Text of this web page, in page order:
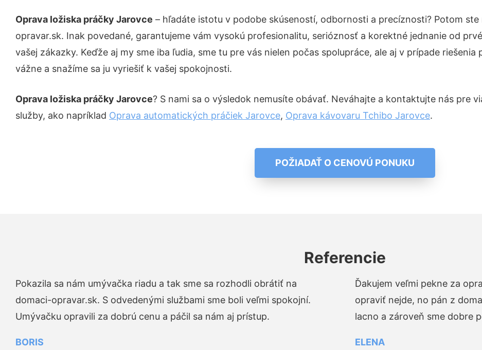
Oprava ložiska práčky Jarovce – hľadáte istotu v podobe skúseností, odbornosti a precíznosti? Potom
opravar.sk. Inak povedané, garantujeme vám vysokú profesionalitu, serióznosť a korektné jednanie od
vašej zákazky. Keďže aj my sme iba ľudia, sme tu pre vás nielen počas spolupráce, ale aj v prípade
vážne a snažíme sa ju vyriešiť k vašej spokojnosti.
Oprava ložiska práčky Jarovce? S nami sa o výsledok nemusíte obávať. Neváhajte a kontaktujte nás pre
služby, ako napríklad Oprava automatických práčiek Jarovce, Oprava kávovaru Tchibo Jarovce.
POŽIADAŤ O CENOVÚ PONUKU
Referencie
Pokazila sa nám umývačka riadu a tak sme sa rozhodli obrátiť na
domaci-opravar.sk. S odvedenými službami sme boli veľmi spokojní.
Umývačku opravili za dobrú cenu a páčil sa nám aj prístup.
BORIS
Ďakujem veľmi pekne za
opraviť nejde, no pán z
lacno a zároveň sme dobre
ELENA